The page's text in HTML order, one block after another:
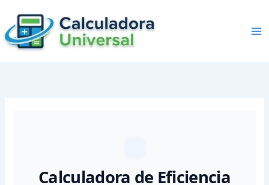
content
Calculadora de Eficiencia